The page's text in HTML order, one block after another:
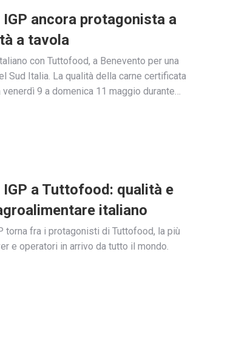
ancora protagonista a
a tavola
con Tuttofood, a Benevento per una
Sud Italia. La qualità della carne certificata
9 a domenica 11 maggio durante…
IGP a Tuttofood: qualità e
italiano
torna fra i protagonisti di Tuttofood, la più
e operatori in arrivo da tutto il mondo.